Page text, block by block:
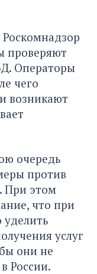
проверяют
Операторы
чего
возникают
очередь
против
При этом
что при
услуг
они не
России.